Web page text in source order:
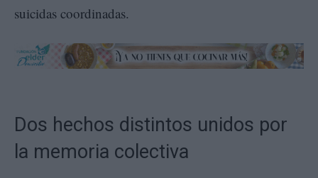
suicidas coordinadas.
Dos hechos distintos unidos por
la memoria colectiva